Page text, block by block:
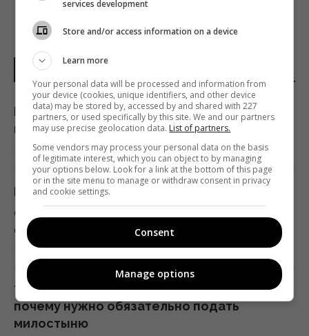
НОВОСТИ ДНЯ
Не Кировоград и не Елисаветград: как
назывался Кропивницкий изначально
17:15 четверг, 06 августа 2026
В Италии из-за жары популярные
достопримечательности будут работать
дольше: новый график
17:13 четверг, 06 августа 2026
7 августа: церковный праздник сегодня,
почему нужно обязательно подать
милостыню
services development
Store and/or access information on a device
Learn more
Your personal data will be processed and information from
your device (cookies, unique identifiers, and other device
data) may be stored by, accessed by and shared with 227
partners, or used specifically by this site. We and our partners
may use precise geolocation data. List of partners.
Some vendors may process your personal data on the basis
of legitimate interest, which you can object to by managing
your options below. Look for a link at the bottom of this page
or in the site menu to manage or withdraw consent in privacy
and cookie settings.
Consent
Manage options